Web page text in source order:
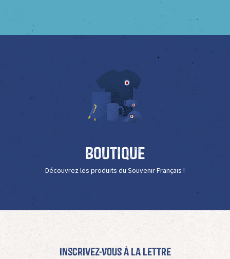
Boutique
Découvrez les produits du Souvenir Français !
Inscrivez-vous à La Lettre